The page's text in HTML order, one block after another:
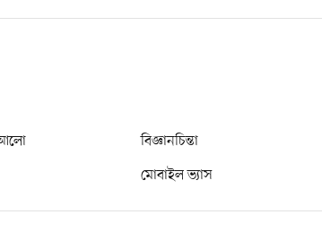
বিজ্ঞানচিন্তা
মোবাইল ভ্যাস